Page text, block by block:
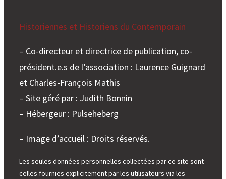
Historiennes et Historiens du Contemporain
– Co-directeur et directrice de publication, co-
président.e.s de l’association : Laurence Guignard
et Charles-François Mathis
– Site géré par : Judith Bonnin
– Hébergeur : Pulseheberg
– Image d’accueil : Droits réservés.
Les seules données personnelles collectées par ce site sont
celles fournies explicitement par les utilisateurs via les